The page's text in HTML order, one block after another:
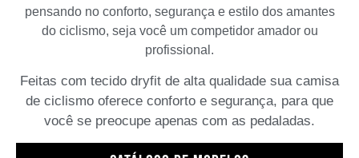
pensando no conforto, segurança e estilo dos amantes
do ciclismo, seja você um competidor amador ou
profissional.
Feitas com tecido dryfit de alta qualidade sua camisa
de ciclismo oferece conforto e segurança, para que
você se preocupe apenas com as pedaladas.